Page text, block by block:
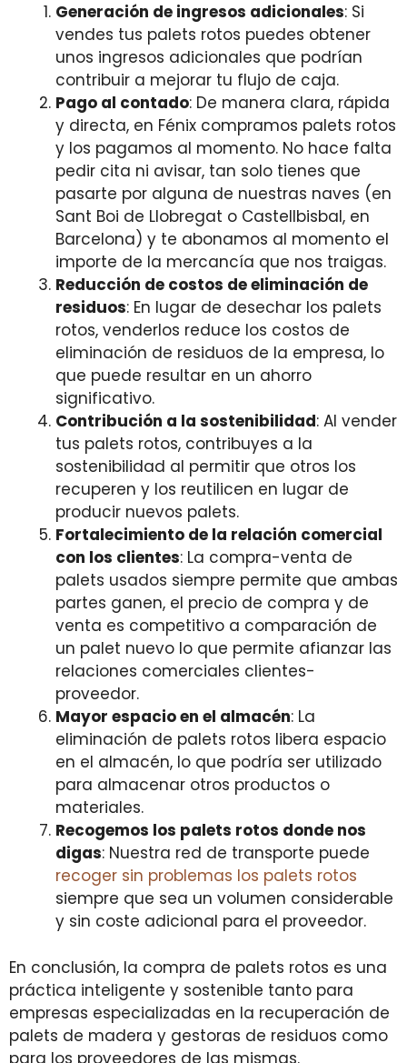
Generación de ingresos adicionales: Si
vendes tus palets rotos puedes obtener
unos ingresos adicionales que podrían
contribuir a mejorar tu flujo de caja.
Pago al contado: De manera clara, rápida
y directa, en Fénix compramos palets rotos
y los pagamos al momento. No hace falta
pedir cita ni avisar, tan solo tienes que
pasarte por alguna de nuestras naves (en
Sant Boi de Llobregat o Castellbisbal, en
Barcelona) y te abonamos al momento el
importe de la mercancía que nos traigas.
Reducción de costos de eliminación de
residuos: En lugar de desechar los palets
rotos, venderlos reduce los costos de
eliminación de residuos de la empresa, lo
que puede resultar en un ahorro
significativo.
Contribución a la sostenibilidad: Al vender
tus palets rotos, contribuyes a la
sostenibilidad al permitir que otros los
recuperen y los reutilicen en lugar de
producir nuevos palets.
Fortalecimiento de la relación comercial
con los clientes: La compra-venta de
palets usados siempre permite que ambas
partes ganen, el precio de compra y de
venta es competitivo a comparación de
un palet nuevo lo que permite afianzar las
relaciones comerciales clientes-
proveedor.
Mayor espacio en el almacén: La
eliminación de palets rotos libera espacio
en el almacén, lo que podría ser utilizado
para almacenar otros productos o
materiales.
Recogemos los palets rotos donde nos
digas: Nuestra red de transporte puede
recoger sin problemas los palets rotos
siempre que sea un volumen considerable
y sin coste adicional para el proveedor.
En conclusión, la compra de palets rotos es una
práctica inteligente y sostenible tanto para
empresas especializadas en la recuperación de
palets de madera y gestoras de residuos como
para los proveedores de las mismas.